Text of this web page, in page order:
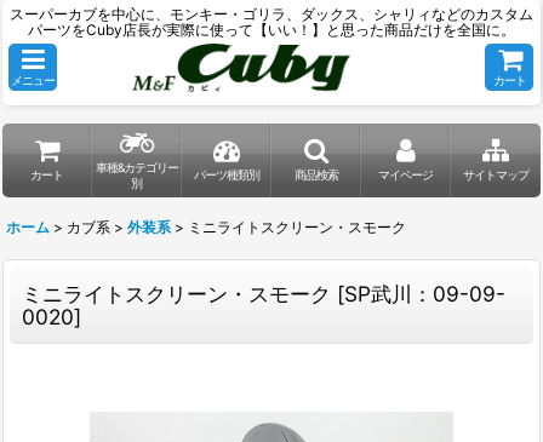
スーパーカブを中心に、モンキー・ゴリラ、ダックス、シャリィなどのカスタム
パーツをCuby店長が実際に使って【いい！】と思った商品だけを全国に。
メニュー カート
カート
車種&カテゴリー
別
パーツ種類別 商品検索 マイページ サイトマップ
ホーム > カブ系 > 外装系 > ミニライトスクリーン・スモーク
ミニライトスクリーン・スモーク [SP武川：09-09-
0020]